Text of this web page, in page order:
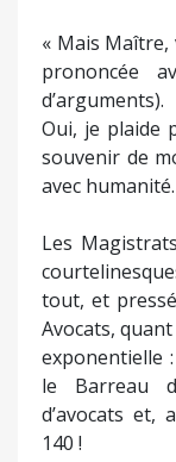
« Mais Maître,
prononcée
d’arguments).
Oui, je plaide
souvenir de
avec humanité.
Les
tout, et
Avocats,
exponentielle
le Barreau
d’avocats et,
140 !